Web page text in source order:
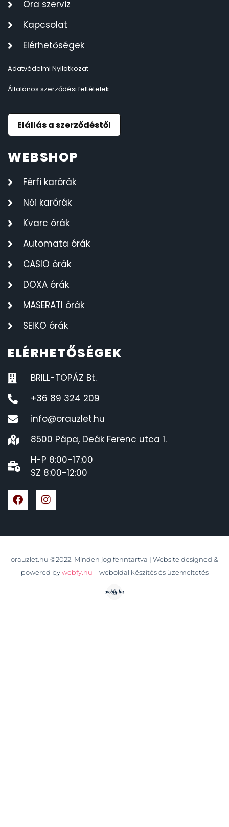
Óra szerviz
Kapcsolat
Elérhetőségek
Adatvédelmi Nyilatkozat
Általános szerződési feltételek
Elállás a szerződéstől
WEBSHOP
Férfi karórák
Női karórák
Kvarc órák
Automata órák
CASIO órák
DOXA órák
MASERATI órák
SEIKO órák
ELÉRHETŐSÉGEK
BRILL-TOPÁZ Bt.
+36 89 324 209
info@orauzlet.hu
8500 Pápa, Deák Ferenc utca 1.
H-P 8:00-17:00
SZ 8:00-12:00
orauzlet.hu ©2022. Minden jog fenntartva | Website designed &
powered by webfy.hu – weboldal készítés és üzemeltetés